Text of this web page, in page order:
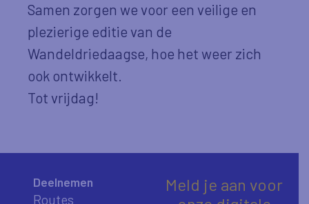
Samen zorgen we voor een veilige en
plezierige editie van de
Wandeldriedaagse, hoe het weer zich
ook ontwikkelt.
Tot vrijdag!
Deelnemen
Routes
Meld je aan voor